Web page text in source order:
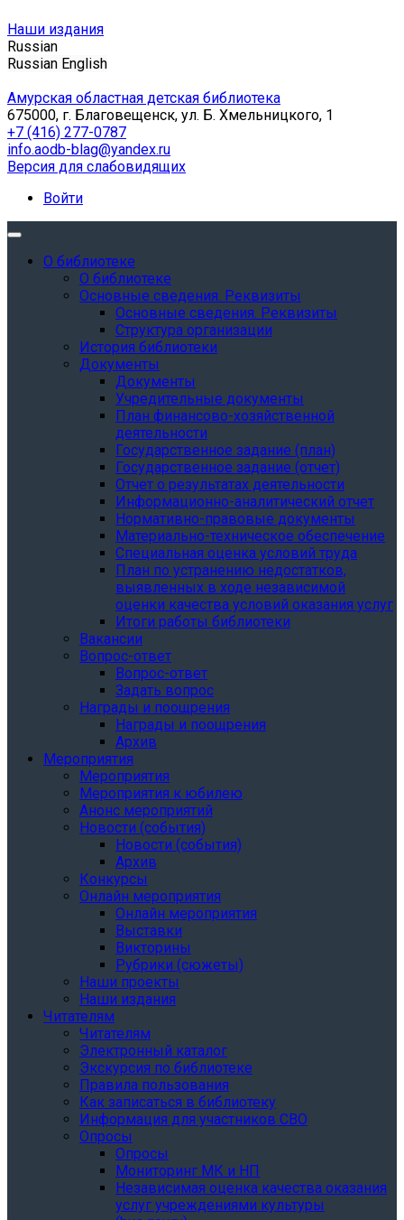
Наши издания
Russian
Russian English
Амурская областная детская библиотека
675000, г. Благовещенск, ул. Б. Хмельницкого, 1
+7 (416) 277-0787
info.aodb-blag@yandex.ru
Версия для слабовидящих
Войти
О библиотеке
О библиотеке
Основные сведения. Реквизиты
Основные сведения. Реквизиты
Структура организации
История библиотеки
Документы
Документы
Учредительные документы
План финансово-хозяйственной
деятельности
Государственное задание (план)
Государственное задание (отчет)
Отчет о результатах деятельности
Информационно-аналитический отчет
Нормативно-правовые документы
Материально-техническое обеспечение
Специальная оценка условий труда
План по устранению недостатков,
выявленных в ходе независимой
оценки качества условий оказания услуг
Итоги работы библиотеки
Вакансии
Вопрос-ответ
Вопрос-ответ
Задать вопрос
Награды и поощрения
Награды и поощрения
Архив
Мероприятия
Мероприятия
Мероприятия к юбилею
Анонс мероприятий
Новости (события)
Новости (события)
Архив
Конкурсы
Онлайн мероприятия
Онлайн мероприятия
Выставки
Викторины
Рубрики (сюжеты)
Наши проекты
Наши издания
Читателям
Читателям
Электронный каталог
Экскурсия по библиотеке
Правила пользования
Как записаться в библиотеку
Информация для участников СВО
Опросы
Опросы
Мониторинг МК и НП
Независимая оценка качества оказания
услуг учреждениями культуры